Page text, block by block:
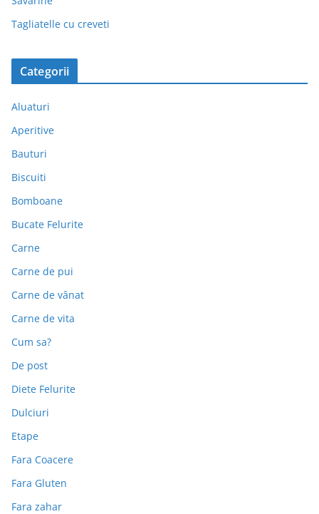
Tagliatelle cu creveti
Categorii
Aluaturi
Aperitive
Bauturi
Biscuiti
Bomboane
Bucate Felurite
Carne
Carne de pui
Carne de vânat
Carne de vita
Cum sa?
De post
Diete Felurite
Dulciuri
Etape
Fara Coacere
Fara Gluten
Fara zahar